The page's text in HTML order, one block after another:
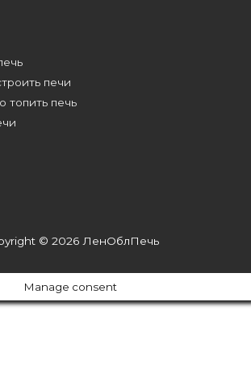
печи
топить печь
© 2026 ЛенОблПечь
Manage consent